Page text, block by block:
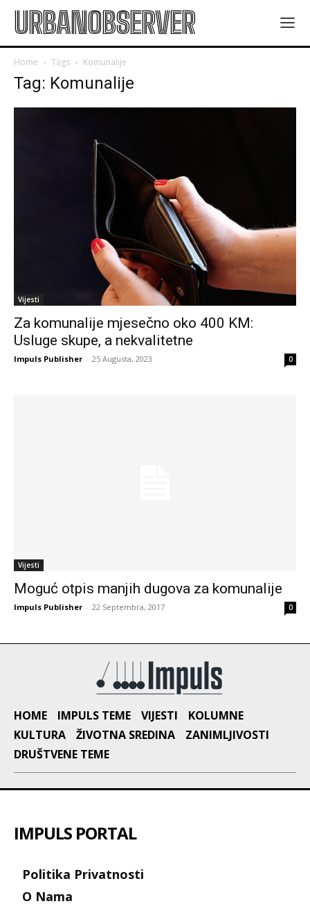
URBANOBSERVER
Home Tags Komunalije
Tag: Komunalije
Vijesti
Za komunalije mjesečno oko 400 KM:
Usluge skupe, a nekvalitetne
Impuls Publisher - 25 Augusta, 2023 0
Vijesti
Moguć otpis manjih dugova za komunalije
Impuls Publisher - 22 Septembra, 2017 0
HOME IMPULS TEME VIJESTI
KOLUMNE
KULTURA
ŽIVOTNA SREDINA
ZANIMLJIVOSTI
DRUŠTVENE TEME
IMPULS PORTAL
Politika Privatnosti
O Nama